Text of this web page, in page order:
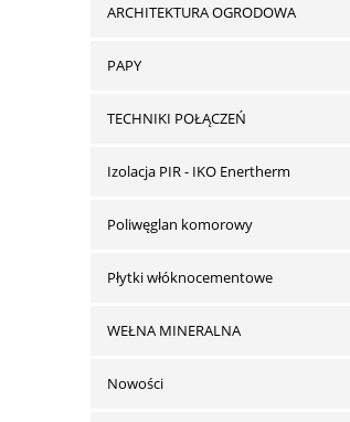
ARCHITEKTURA OGRODOWA
PAPY
TECHNIKI POŁĄCZEŃ
Izolacja PIR - IKO Enertherm
Poliwęglan komorowy
Płytki włóknocementowe
WEŁNA MINERALNA
Nowości